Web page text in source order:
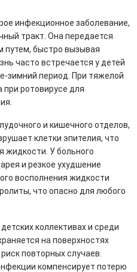
инфекционное заболевание,
тракт. Она передается
быстро вызывая
часто встречается у детей
зимний период. При тяжелой
ротовирусе для
и кишечного отделов,
клетки эпителия, что
жидкости. У больного
и резкое ухудшение
восполнения жидкости
что опасно для любого
коллективах и среди
на поверхностях
повторных случаев.
компенсирует потерю